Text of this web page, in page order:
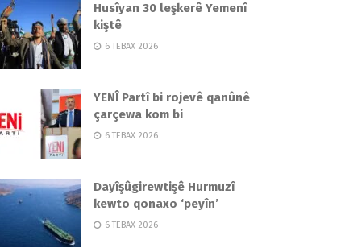
Husîyan 30 leşkerê Yemenî
kiştê
6 TEBAX 2026
YENÎ Partî bi rojevê qanûnê
çarçewa kom bi
6 TEBAX 2026
Dayîşûgirewtişê Hurmuzî
kewto qonaxo ‘peyîn’
6 TEBAX 2026